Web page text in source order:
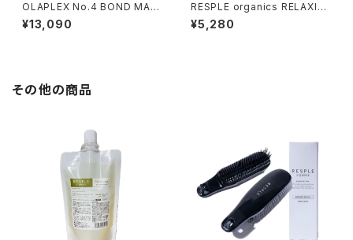
OLAPLEX No.4 BOND MAIN
TENANCE SHAMPOO 1000
ml
¥13,090
RESPLE organics RELAXIN
G TREATMENT 400g
¥5,280
その他の商品